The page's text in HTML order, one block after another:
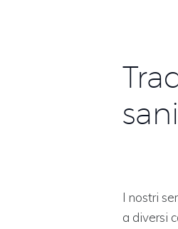
I nostri
a diversi